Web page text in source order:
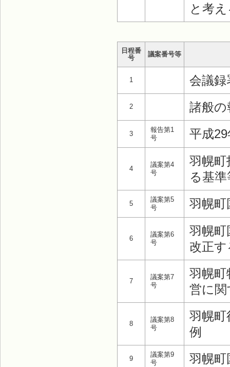
と考
日程番
号
議案番号等
1 会議録
2 諸般の
3
報告第1
号
平成
4
議案第4
号
羽幌町
る基
5
議案第5
号
羽幌町
6
議案第6
号
羽幌町
改正
7
議案第7
号
羽幌町
営に
8
議案第8
号
羽幌
例
9
議案第9
号
羽幌町